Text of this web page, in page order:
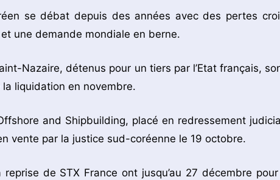
se débat depuis des années avec des pertes
une demande mondiale en berne.
Nazaire, détenus pour un tiers par l’Etat français,
liquidation en novembre.
and Shipbuilding, placé en redressement
vente par la justice sud-coréenne le 19 octobre.
de STX France ont jusqu’au 27 décembre